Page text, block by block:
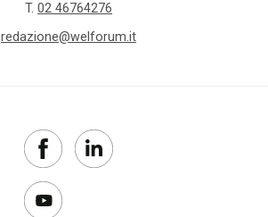
T. 02 46764276
redazione@welforum.it